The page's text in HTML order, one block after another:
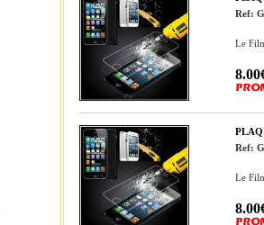
Ref:
Le
Ref:
Le